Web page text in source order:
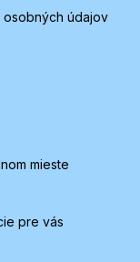
osobných údajov
mieste
pre vás